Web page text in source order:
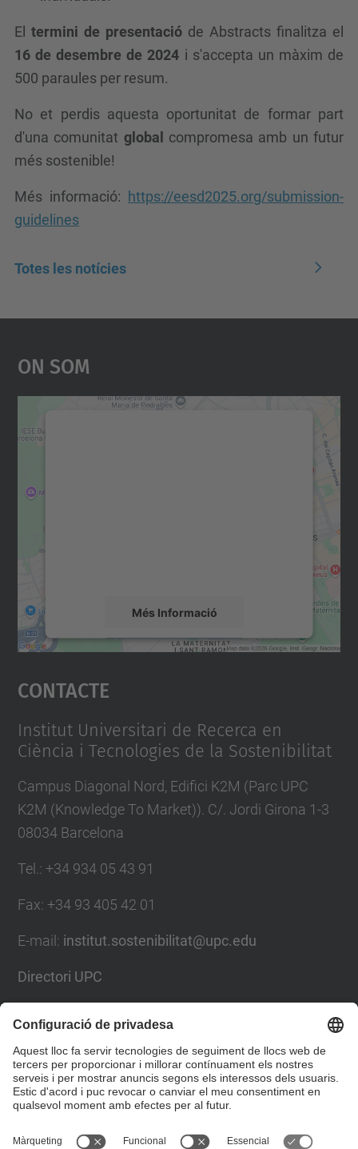
El termini de presentació de Abstracts finalitza el
16 de desembre de 2024 i s'accepta un màxim de
500 paraules per resum.
No et perdis aquesta oportunitat de formar part
d'una comunitat global
compromesa amb un futur
més sostenible!
Més informació:
https://eesd2025.org/submission-
guidelines
Totes les notícies
On Som
Més Informació
Accepta
powered by
Contacte
Institut Universitari de Recerca en
Ciència i Tecnologies de la Sostenibilitat
Campus Diagonal Nord, Edifici K2M (Parc UPC
K2M (Knowledge To Market)). C/. Jordi Girona 1-3
08034 Barcelona
Tel. : +34 934 05 43 91
Fax: +34 93 405 42 01
E-mail : institut.sostenibilitat@upc.edu
Directori UPC
Llista Xarxes Socials